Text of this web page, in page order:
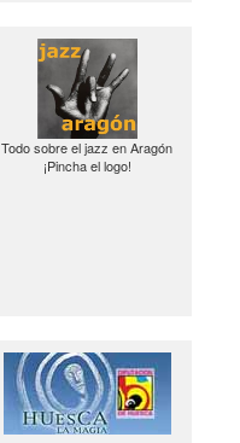
Todo sobre el jazz en Aragón
¡Pincha el logo!